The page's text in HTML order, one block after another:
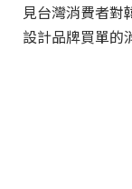
見台灣消費者對
設計品牌買單的